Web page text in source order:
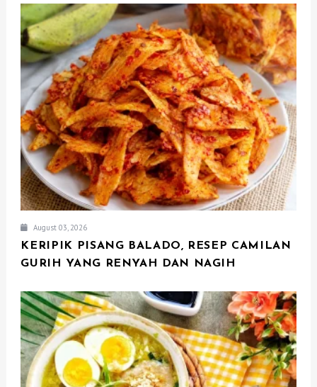
G
A
T
O
N
August 03, 2026
KERIPIK PISANG BALADO, RESEP CAMILAN
GURIH YANG RENYAH DAN NAGIH